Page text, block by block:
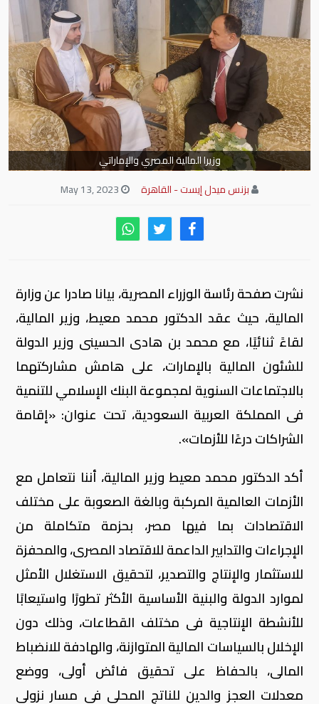
وزيرا المالية المصري والإماراتي
بزنس ميدل إيست - القاهرة
نشرت صفحة رئاسة الوزراء المصرية، بيانا صادرا عن وزارة
المالية، حيث عقد الدكتور محمد معيط، وزير المالية،
لقاءً ثنائيًا، مع محمد بن هادى الحسينى وزير الدولة
للشئون المالية بالإمارات، على هامش مشاركتهما
بالاجتماعات السنوية لمجموعة البنك الإسلامي للتنمية
فى المملكة العربية السعودية، تحت عنوان: «إقامة
الشراكات درءًا للأزمات».
أكد الدكتور محمد معيط وزير المالية، أننا نتعامل مع
الأزمات العالمية المركبة وبالغة الصعوبة على مختلف
الاقتصادات بما فيها مصر، بحزمة متكاملة من
الإجراءات والتدابير الداعمة للاقتصاد المصرى، والمحفزة
للاستثمار والإنتاج والتصدير، لتحقيق الاستغلال الأمثل
لموارد الدولة والبنية الأساسية الأكثر تطورًا واستيعابًا
للأنشطة الإنتاجية فى مختلف القطاعات، وذلك دون
الإخلال بالسياسات المالية المتوازنة، والهادفة للانضباط
المالى، بالحفاظ على تحقيق فائض أولى، ووضع
معدلات العجز والدين للناتج المحلى فى مسار نزولى